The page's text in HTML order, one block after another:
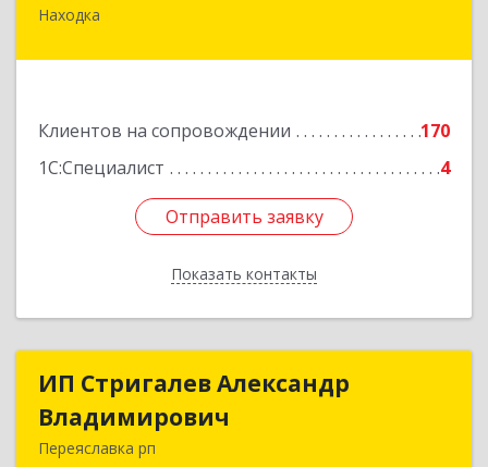
Находка
Клиентов на сопровождении
170
1С:Специалист
4
Отправить заявку
Показать контакты
Отправить заявку
Назад
ИП Стригалев Александр
Владимирович
Переяславка рп
ИП Стригалев Александр